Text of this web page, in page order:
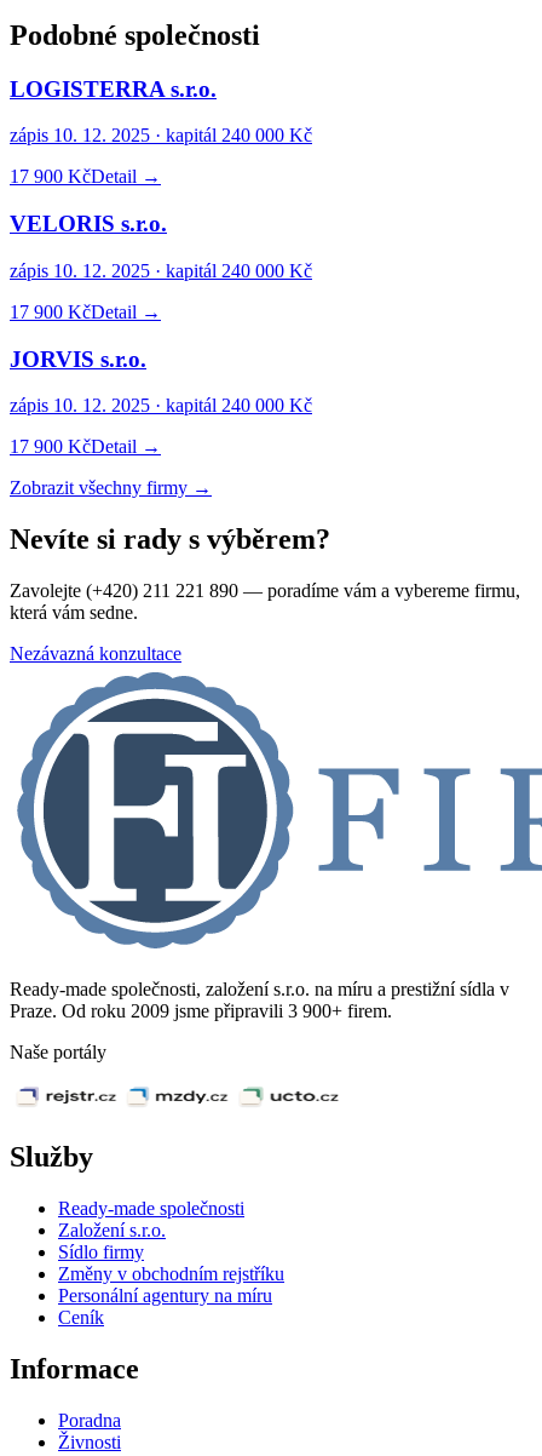
Podobné společnosti
LOGISTERRA s.r.o.
zápis 10. 12. 2025 · kapitál 240 000 Kč
17 900 KčDetail →
VELORIS s.r.o.
zápis 10. 12. 2025 · kapitál 240 000 Kč
17 900 KčDetail →
JORVIS s.r.o.
zápis 10. 12. 2025 · kapitál 240 000 Kč
17 900 KčDetail →
Zobrazit všechny firmy →
Nevíte si rady s výběrem?
Zavolejte (+420) 211 221 890 — poradíme vám a vybereme firmu,
která vám sedne.
Nezávazná konzultace
Ready-made společnosti, založení s.r.o. na míru a prestižní sídla v
Praze. Od roku 2009 jsme připravili 3 900+ firem.
Naše portály
Služby
Ready-made společnosti
Založení s.r.o.
Sídlo firmy
Změny v obchodním rejstříku
Personální agentury na míru
Ceník
Informace
Poradna
Živnosti